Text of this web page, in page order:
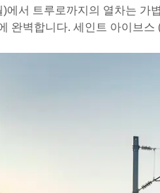
에서 트루로까지의 열차는
완벽합니다. 세인트 아이브